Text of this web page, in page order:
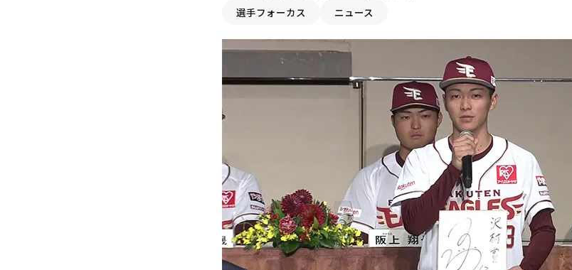
選手フォーカス ニュース